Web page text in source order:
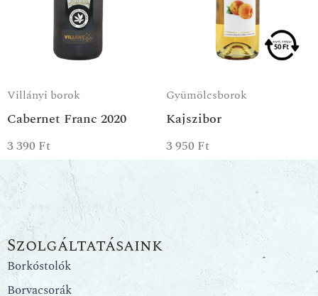
Villányi borok
Cabernet Franc 2020
3 390 Ft
Gyümölcsborok
Kajszibor
3 950 Ft
Szolgáltatásaink
Borkóstolók
Borvacsorák